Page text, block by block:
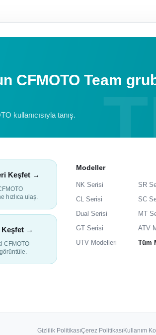
CFMOTO Team
kullanıcısıyla tanış.
Keşfet →
hızlıca ulaş.
Keşfet →
CFMOTO
Modeller
NK Serisi
SR
CL Serisi
SC
Dual Serisi
MT
GT Serisi
ATV
UTV Modelleri
Tüm
Gizlilik PolitikasıÇerez PolitikasıKullanım